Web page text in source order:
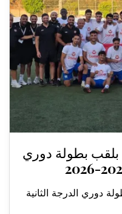
بلقب بطولة دوري
دوري الدرجة الثانية